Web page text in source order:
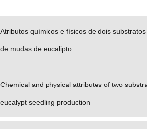
Atributos químicos e físicos de dois
de mudas de eucalipto
Chemical and physical attributes of two
eucalypt seedling production